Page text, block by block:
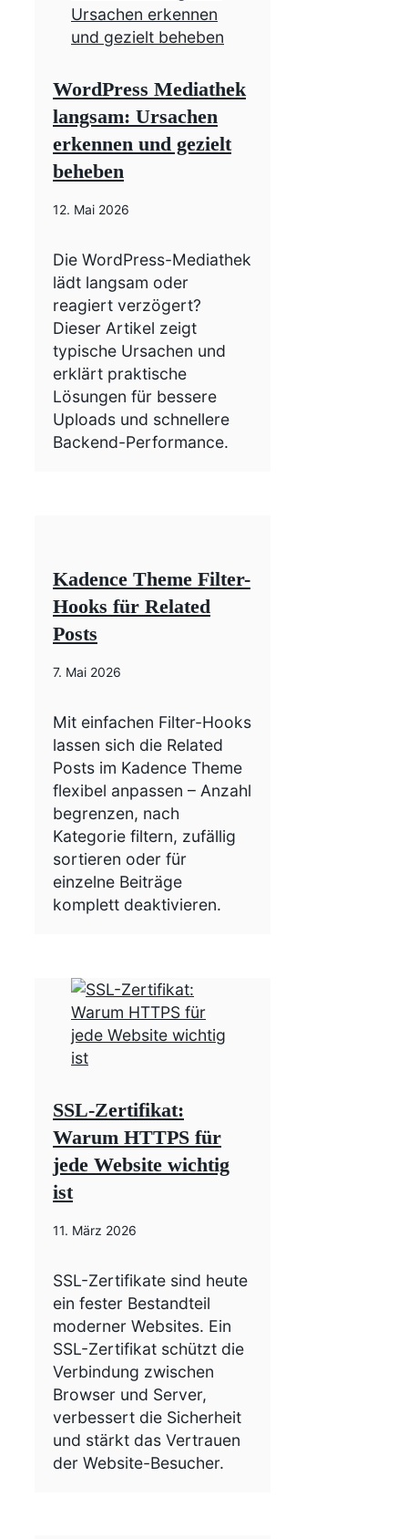
WordPress Mediathek
langsam: Ursachen
erkennen und gezielt
beheben
12. Mai 2026
Die WordPress-Mediathek
lädt langsam oder
reagiert verzögert?
Dieser Artikel zeigt
typische Ursachen und
erklärt praktische
Lösungen für bessere
Uploads und schnellere
Backend-Performance.
Kadence Theme Filter-
Hooks für Related
Posts
7. Mai 2026
Mit einfachen Filter-Hooks
lassen sich die Related
Posts im Kadence Theme
flexibel anpassen – Anzahl
begrenzen, nach
Kategorie filtern, zufällig
sortieren oder für
einzelne Beiträge
komplett deaktivieren.
SSL-Zertifikat:
Warum HTTPS für
jede Website wichtig
ist
11. März 2026
SSL-Zertifikate sind heute
ein fester Bestandteil
moderner Websites. Ein
SSL-Zertifikat schützt die
Verbindung zwischen
Browser und Server,
verbessert die Sicherheit
und stärkt das Vertrauen
der Website-Besucher.